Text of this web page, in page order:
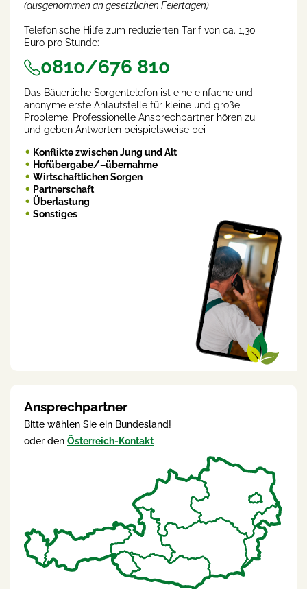
(ausgenommen an gesetzlichen Feiertagen)
Telefonische Hilfe zum reduzierten Tarif von ca. 1,30
Euro pro Stunde:
0810/676 810
Das Bäuerliche Sorgentelefon ist eine einfache und
anonyme erste Anlaufstelle für kleine und große
Probleme. Professionelle Ansprechpartner hören zu
und geben Antworten beispielsweise bei
Konflikte zwischen Jung und Alt
Hofübergabe/–übernahme
Wirtschaftlichen Sorgen
Partnerschaft
Überlastung
Sonstiges
Ansprechpartner
Bitte wählen Sie ein Bundesland!
oder den Österreich-Kontakt